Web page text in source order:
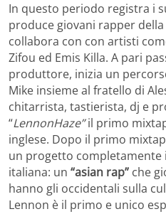
In questo periodo registra i
produce giovani rapper
collabora con con artisti
Zifou ed Emis Killa. A pari
produttore, inizia un
Mike insieme al fratello di
chitarrista, tastierista, dj e
“LennonHaze”il primo
inglese. Dopo il primo
un progetto completamente
italiana: un “asian rap” che
hanno gli occidentali sulla
Lennon è il primo e unico